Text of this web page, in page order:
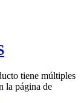
tiene múltiples
la página de